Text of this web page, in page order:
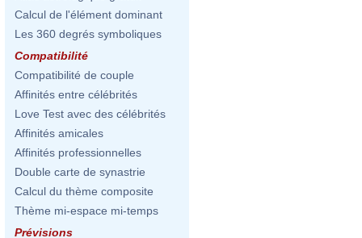
Calcul de l'élément dominant
Les 360 degrés symboliques
Compatibilité
Compatibilité de couple
Affinités entre célébrités
Love Test avec des célébrités
Affinités amicales
Affinités professionnelles
Double carte de synastrie
Calcul du thème composite
Thème mi-espace mi-temps
Prévisions